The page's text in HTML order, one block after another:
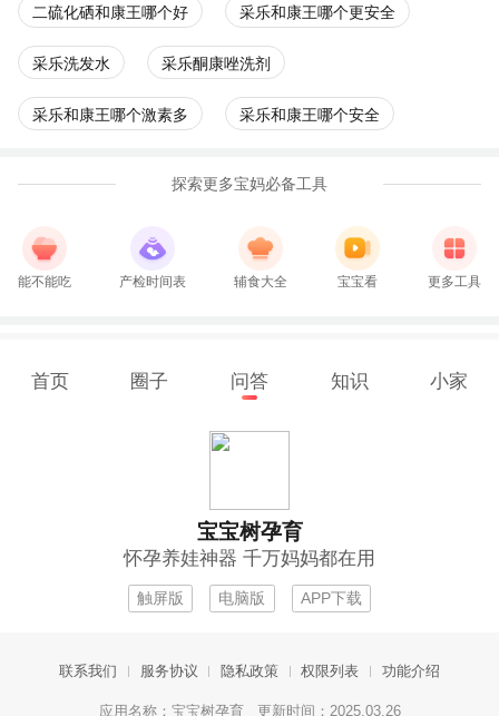
二硫化硒和康王哪个好 采乐和康王哪个更安全
采乐洗发水 采乐酮康唑洗剂
采乐和康王哪个激素多 采乐和康王哪个安全
探索更多宝妈必备工具
能不能吃 产检时间表 辅食大全 宝宝看 更多工具
首页 圈子 问答 知识 小家
宝宝树孕育
怀孕养娃神器 千万妈妈都在用
触屏版 电脑版 APP下载
联系我们 服务协议 隐私政策 权限列表 功能介绍
应用名称：宝宝树孕育 更新时间：2025.03.26